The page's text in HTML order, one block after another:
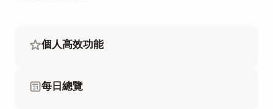
個人高效功能
每日總覽